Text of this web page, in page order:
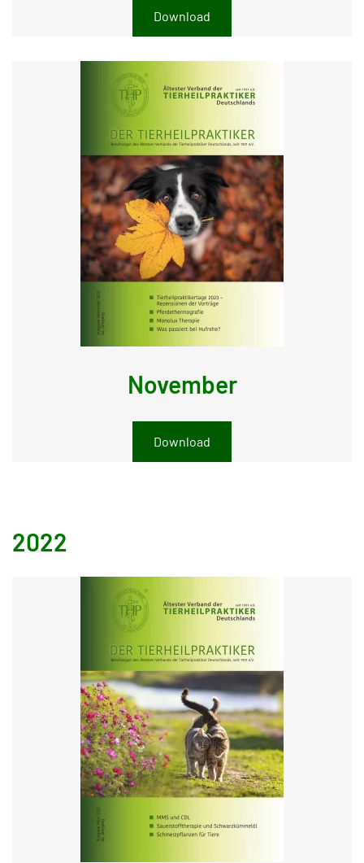
Download
November
Download
2022